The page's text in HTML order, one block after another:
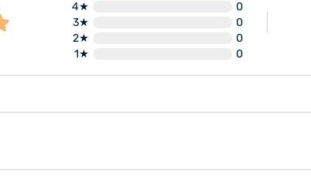
4★
0
3★
0
2★
0
1★
0